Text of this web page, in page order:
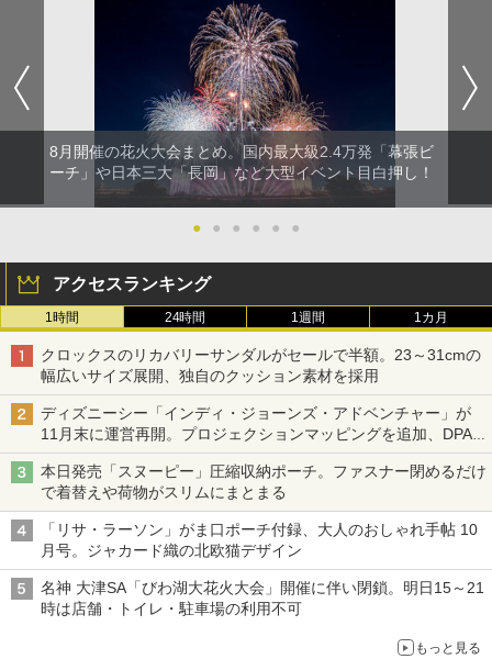
8月開催の花火大会まとめ。国内最大級2.4万発「幕張ビ
ーチ」や日本三大「長岡」など大型イベント目白押し！
● ● ● ● ● ●
アクセスランキング
1時間 24時間 1週間 1カ月
クロックスのリカバリーサンダルがセールで半額。23～31cmの
幅広いサイズ展開、独自のクッション素材を採用
ディズニーシー「インディ・ジョーンズ・アドベンチャー」が
11月末に運営再開。プロジェクションマッピングを追加、DPA
は1500円
本日発売「スヌーピー」圧縮収納ポーチ。ファスナー閉めるだけ
で着替えや荷物がスリムにまとまる
「リサ・ラーソン」がま口ポーチ付録、大人のおしゃれ手帖 10
月号。ジャカード織の北欧猫デザイン
名神 大津SA「びわ湖大花火大会」開催に伴い閉鎖。明日15～21
時は店舗・トイレ・駐車場の利用不可
もっと見る